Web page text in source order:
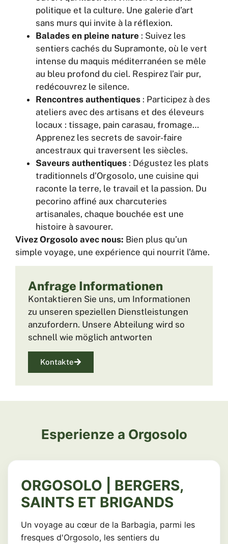
politique et la culture. Une galerie d’art
sans murs qui invite à la réflexion.
Balades en pleine nature : Suivez les
sentiers cachés du Supramonte, où le vert
intense du maquis méditerranéen se mêle
au bleu profond du ciel. Respirez l’air pur,
redécouvrez le silence.
Rencontres authentiques : Participez à des
ateliers avec des artisans et des éleveurs
locaux : tissage, pain carasau, fromage…
Apprenez les secrets de savoir-faire
ancestraux qui traversent les siècles.
Saveurs authentiques : Dégustez les plats
traditionnels d’Orgosolo, une cuisine qui
raconte la terre, le travail et la passion. Du
pecorino affiné aux charcuteries
artisanales, chaque bouchée est une
histoire à savourer.
Vivez Orgosolo avec nous: Bien plus qu’un
simple voyage, une expérience qui nourrit l’âme.
Anfrage Informationen
Kontaktieren Sie uns, um Informationen
zu unseren speziellen Dienstleistungen
anzufordern. Unsere Abteilung wird so
schnell wie möglich antworten
Kontakte
Esperienze a Orgosolo
ORGOSOLO | BERGERS,
SAINTS ET BRIGANDS
Un voyage au cœur de la Barbagia, parmi les
fresques d'Orgosolo, les sentiers du